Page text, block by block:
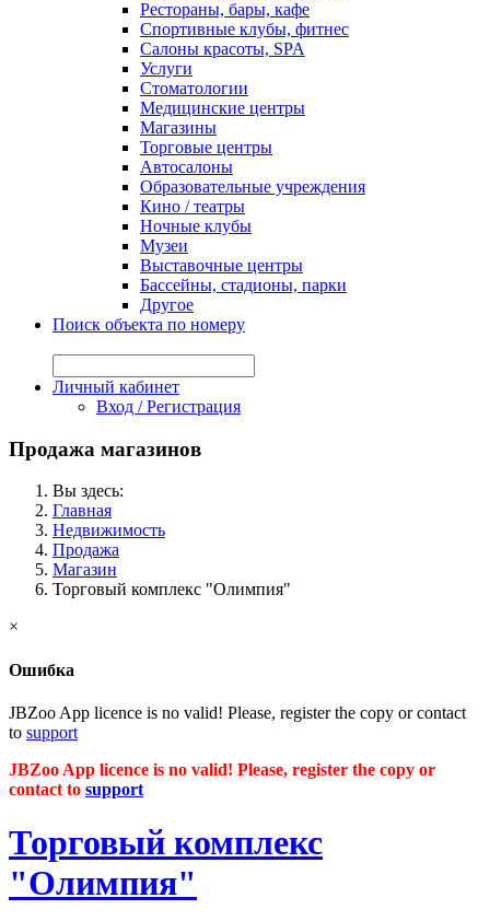
Рестораны, бары, кафе
Спортивные клубы, фитнес
Салоны красоты, SPA
Услуги
Стоматологии
Медицинские центры
Магазины
Торговые центры
Автосалоны
Образовательные учреждения
Кино / театры
Ночные клубы
Музеи
Выставочные центры
Бассейны, стадионы, парки
Другое
Поиск объекта по номеру
Личный кабинет
Вход / Регистрация
Продажа магазинов
Вы здесь:
Главная
Недвижимость
Продажа
Магазин
Торговый комплекс "Олимпия"
×
Ошибка
JBZoo App licence is no valid! Please, register the copy or contact
to support
JBZoo App licence is no valid! Please, register the copy or
contact to support
Торговый комплекс
"Олимпия"